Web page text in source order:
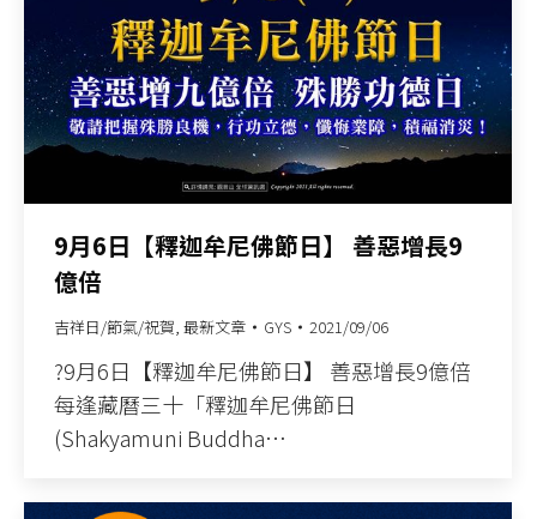
9月6日【釋迦牟尼佛節日】 善惡增長9
億倍
吉祥日/節氣/祝賀, 最新文章 GYS 2021/09/06
?9月6日【釋迦牟尼佛節日】 善惡增長9億倍
每逢藏曆三十「釋迦牟尼佛節日
(Shakyamuni Buddha…